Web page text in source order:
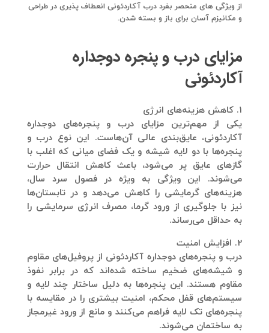
از ویژگی های منحصر بفرد درب آکاردئونی انعطاف پذیری در طراحی
و مکانیزم آسان برای باز و بسته شدن.
مزایای درب و پنجره دوجداره
آکاردئونی
1. کاهش هزینه‌های انرژی
یکی از مهم‌ترین مزایای درب و پنجره‌های دوجداره
آکاردئونی، عایق‌بندی عالی آن‌هاست. این نوع درب و
پنجره‌ها با دو لایه شیشه و یک فضای میانی که اغلب با
گازهای عایق پر می‌شود، باعث کاهش انتقال حرارت
می‌شوند. این ویژگی به ویژه در فصول سرد سال،
هزینه‌های گرمایشی را کاهش می‌دهد و در تابستان‌ها
نیز با جلوگیری از ورود گرما، مصرف انرژی سرمایشی را
به حداقل می‌رساند​.
2. افزایش امنیت
درب و پنجره‌های دوجداره آکاردئونی از پروفیل‌های مقاوم
و شیشه‌های ضخیم ساخته شده‌اند که در برابر نفوذ
مقاوم هستند. این پنجره‌ها به دلیل ساختار چند لایه و
سیستم‌های قفل محکم، امنیت بیشتری را در مقایسه با
پنجره‌های تک لایه فراهم می‌کنند و مانع از ورود غیرمجاز
به ساختمان می‌شوند​.